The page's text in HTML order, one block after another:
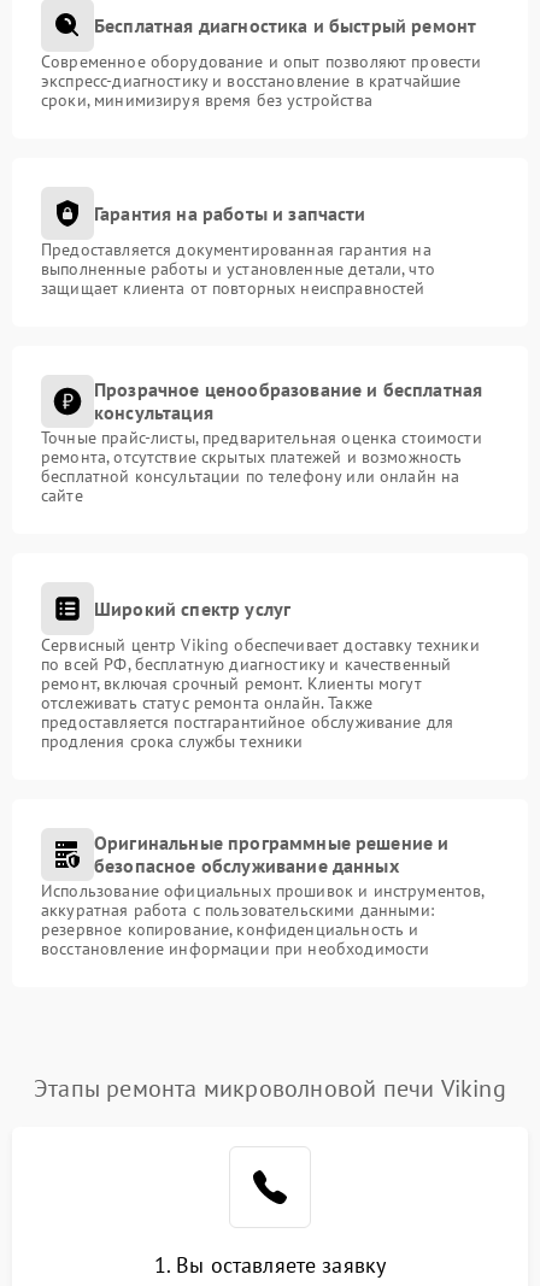
Бесплатная диагностика и быстрый ремонт
Современное оборудование и опыт позволяют провести
экспресс-диагностику и восстановление в кратчайшие
сроки, минимизируя время без устройства
Гарантия на работы и запчасти
Предоставляется документированная гарантия на
выполненные работы и установленные детали, что
защищает клиента от повторных неисправностей
Прозрачное ценообразование и бесплатная
консультация
Точные прайс-листы, предварительная оценка стоимости
ремонта, отсутствие скрытых платежей и возможность
бесплатной консультации по телефону или онлайн на
сайте
Широкий спектр услуг
Сервисный центр Viking обеспечивает доставку техники
по всей РФ, бесплатную диагностику и качественный
ремонт, включая срочный ремонт. Клиенты могут
отслеживать статус ремонта онлайн. Также
предоставляется постгарантийное обслуживание для
продления срока службы техники
Оригинальные программные решение и
безопасное обслуживание данных
Использование официальных прошивок и инструментов,
аккуратная работа с пользовательскими данными:
резервное копирование, конфиденциальность и
восстановление информации при необходимости
Этапы ремонта микроволновой печи Viking
1. Вы оставляете заявку